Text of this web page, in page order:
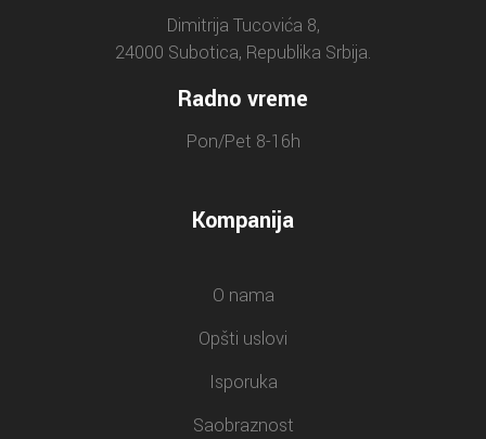
Dimitrija Tucovića 8,
24000 Subotica, Republika Srbija.
Radno vreme
Pon/Pet 8-16h
Kompanija
O nama
Opšti uslovi
Isporuka
Saobraznost